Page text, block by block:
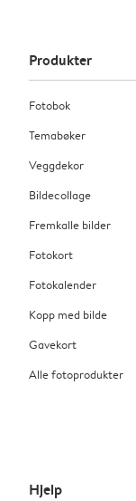
Produkter
Fotobok
Temabøker
Veggdekor
Bildecollage
Fremkalle bilder
Fotokort
Fotokalender
Kopp med bilde
Gavekort
Alle fotoprodukter
Hjelp